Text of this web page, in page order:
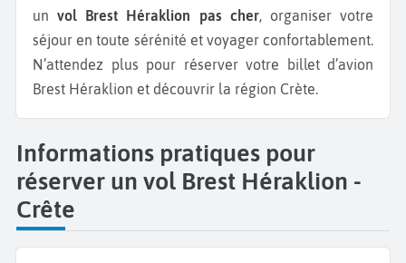
unvol Brest Héraklion pas cher, organiser votre
séjour en toute sérénité et voyager confortablement.
N’attendez plus pour réserver votre billet d’avion
Brest Héraklion et découvrir la région Crète.
Informations pratiques pour
réserver un vol Brest Héraklion -
Crête